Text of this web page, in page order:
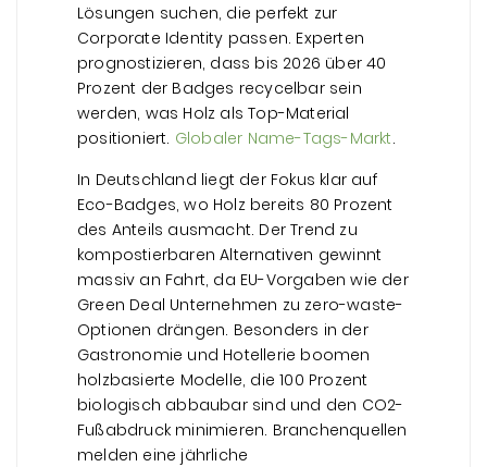
Lösungen suchen, die perfekt zur
Corporate Identity passen. Experten
prognostizieren, dass bis 2026 über 40
Prozent der Badges recycelbar sein
werden, was Holz als Top-Material
positioniert. Globaler Name-Tags-Markt.
In Deutschland liegt der Fokus klar auf
Eco-Badges, wo Holz bereits 80 Prozent
des Anteils ausmacht. Der Trend zu
kompostierbaren Alternativen gewinnt
massiv an Fahrt, da EU-Vorgaben wie der
Green Deal Unternehmen zu zero-waste-
Optionen drängen. Besonders in der
Gastronomie und Hotellerie boomen
holzbasierte Modelle, die 100 Prozent
biologisch abbaubar sind und den CO2-
Fußabdruck minimieren. Branchenquellen
melden eine jährliche